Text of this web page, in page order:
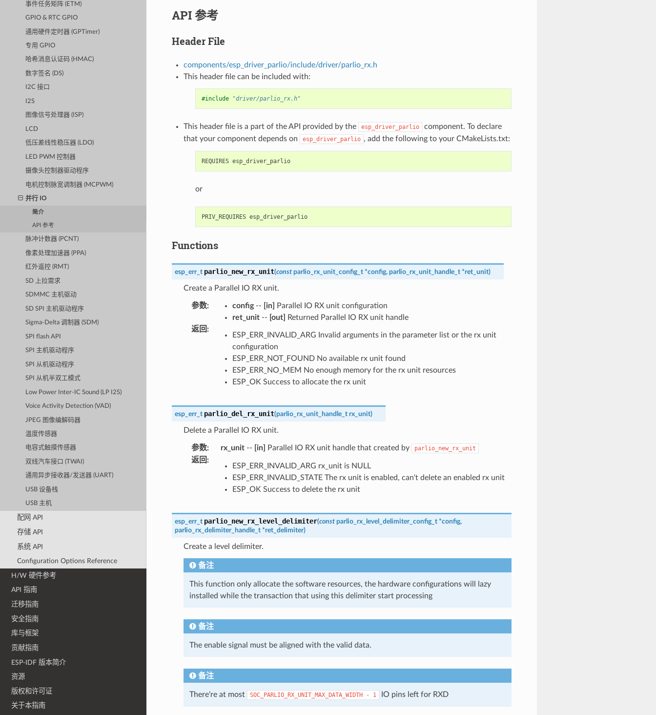
事件任务矩阵 (ETM)
GPIO & RTC GPIO
通用硬件定时器 (GPTimer)
专用 GPIO
哈希消息认证码 (HMAC)
数字签名 (DS)
I2C 接口
I2S
图像信号处理器 (ISP)
LCD
低压差线性稳压器 (LDO)
LED PWM 控制器
摄像头控制器驱动程序
电机控制脉宽调制器 (MCPWM)
并行 IO
简介
API 参考
脉冲计数器 (PCNT)
像素处理加速器 (PPA)
红外遥控 (RMT)
SD 上拉需求
SDMMC 主机驱动
SD SPI 主机驱动程序
Sigma-Delta 调制器 (SDM)
SPI flash API
SPI 主机驱动程序
SPI 从机驱动程序
SPI 从机半双工模式
Low Power Inter-IC Sound (LP I2S)
Voice Activity Detection (VAD)
JPEG 图像编解码器
温度传感器
电容式触摸传感器
双线汽车接口 (TWAI)
通用异步接收器/发送器 (UART)
USB 设备栈
USB 主机
配网 API
存储 API
系统 API
Configuration Options Reference
H/W 硬件参考
API 指南
迁移指南
安全指南
库与框架
贡献指南
ESP-IDF 版本简介
资源
版权和许可证
关于本指南
API 参考
Header File
components/esp_driver_parlio/include/driver/parlio_rx.h
This header file can be included with:
#include "driver/parlio_rx.h"
This header file is a part of the API provided by the esp_driver_parlio
component. To declare
that your component depends on
esp_driver_parlio , add the following to your CMakeLists.txt:
REQUIRES esp_driver_parlio
or
PRIV_REQUIRES esp_driver_parlio
Functions
esp_err_t parlio_new_rx_unit(const parlio_rx_unit_config_t *config, parlio_rx_unit_handle_t *ret_unit)
Create a Parallel IO RX unit.
参数: config-- [in]
Parallel IO RX unit configuration
ret_unit-- [out]
Returned Parallel IO RX unit handle
返回 :
ESP_ERR_INVALID_ARG Invalid arguments in the parameter list or the rx unit
configuration
ESP_ERR_NOT_FOUND No available rx unit found
ESP_ERR_NO_MEM No enough memory for the rx unit resources
ESP_OK Success to allocate the rx unit
esp_err_t parlio_del_rx_unit(parlio_rx_unit_handle_t rx_unit)
Delete a Parallel IO RX unit.
参数: rx_unit-- [in] Parallel IO RX unit handle that created by parlio_new_rx_unit
返回 :
ESP_ERR_INVALID_ARG rx_unit is NULL
ESP_ERR_INVALID_STATE The rx unit is enabled, can't delete an enabled rx unit
ESP_OK Success to delete the rx unit
esp_err_t parlio_new_rx_level_delimiter(const parlio_rx_level_delimiter_config_t *config,
parlio_rx_delimiter_handle_t *ret_delimiter)
Create a level delimiter.
备注
This function only allocate the software resources, the hardware configurations will lazy
installed while the transaction that using this delimiter start processing
备注
The enable signal must be aligned with the valid data.
备注
There're at most SOC_PARLIO_RX_UNIT_MAX_DATA_WIDTH - 1 IO pins left for RXD